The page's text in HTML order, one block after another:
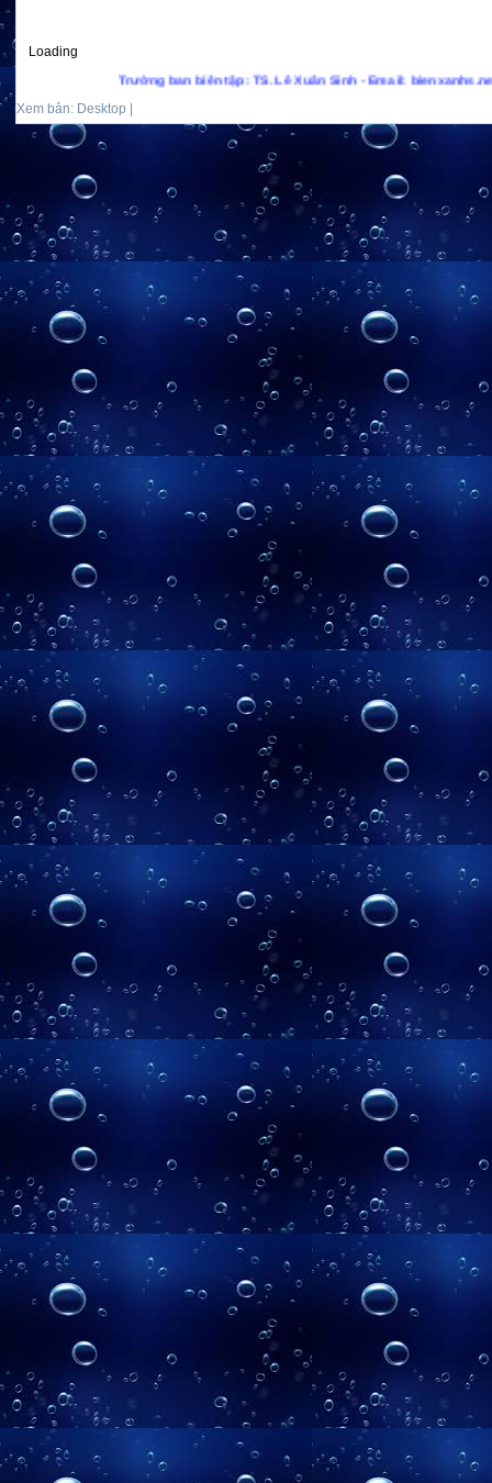
Loading
Trưởng ban biên tập: TS. Lê Xuân Sinh - Email:
Xem bản: Desktop |